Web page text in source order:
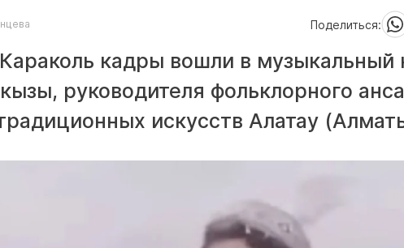
Поделиться:
кадры вошли в музыкальный
руководителя фольклорного
искусств Алатау